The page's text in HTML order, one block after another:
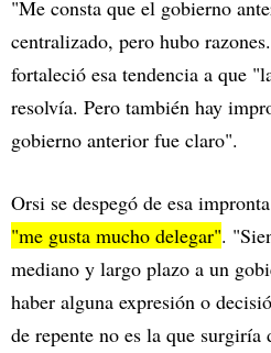
"Me consta que el gobierno
centralizado, pero hubo
fortaleció esa tendencia a que
resolvía. Pero también hay
gobierno anterior fue claro".
Orsi se despegó de esa
"me gusta mucho delegar".
mediano y largo plazo a un
haber alguna expresión o
de repente no es la que